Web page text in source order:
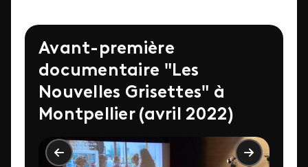
Avant-première
documentaire "Les
Nouvelles Grisettes" à
Montpellier (avril 2022)